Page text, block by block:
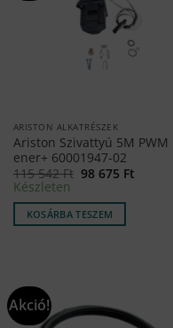
ARISTON ALKATRÉSZEK
Ariston Szivattyú 5M PWM
ener+ 60001947-02
115 542Ft Original
115
542 Ft.
98 675 FtCurrent
Készleten
KOSÁRBA TESZEM
Akció!